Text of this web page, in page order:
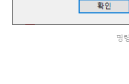
명